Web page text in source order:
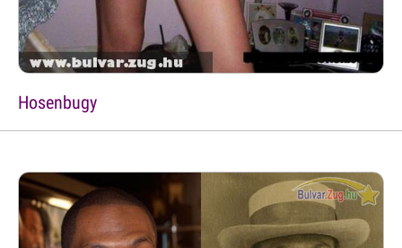
Hosenbugy